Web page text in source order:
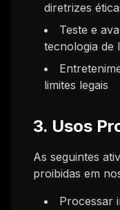
diretrizes
Teste e
tecnologia de
limites legais
3. Usos
As seguintes
proibidas em
Processar